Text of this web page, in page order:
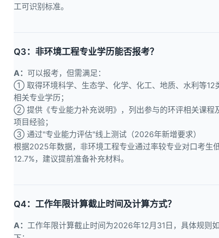
工可识别标准。
Q3：非环境工程专业学历能否报考？
A： 可以报考，但需满足：
① 取得环境科学、生态学、化学、化工、地质、水利等12
相关专业学历；
② 提供《专业能力补充说明》，列出参与的环评相关课程
项目经验；
③ 通过"专业能力评估"线上测试（2026年新增要求）
根据2025年数据，非环境工程专业通过率较专业对口考生
12.7%，建议提前准备补充材料。
Q4：工作年限计算截止时间及计算方式？
A： 工作年限计算截止时间为2026年12月31日，具体规则